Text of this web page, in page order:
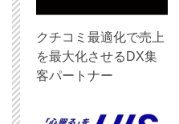
クチコミ最適化で売上
を最大化させるDX集
客パートナー